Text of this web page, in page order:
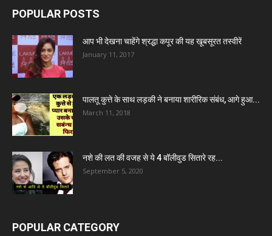
POPULAR POSTS
आप भी देखना चाहेंगे श्रद्धा कपूर की यह खूबसूरत तस्वीरें
January 11, 2017
पालतू कुत्ते के साथ लड़की ने बनाया शारीरिक संबंध, आगे हुआ...
March 11, 2018
नशे की लत की वजह से ये 4 बॉलीवुड सितारे रह...
September 5, 2020
POPULAR CATEGORY